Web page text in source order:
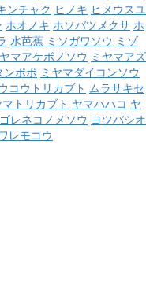
ンチャク ヒノキ ヒメウスユ
ホオノキ ホソバツメクサ ホ
水芭蕉 ミソガワソウ ミゾ
マアケボノソウ ミヤマアズ
ンポポ ミヤマダイコンソウ
コウトリカブト ムラサキセ
マトリカブト ヤマハハコ ヤ
レネコノメソウ ヨツバシオ
ワレモコウ